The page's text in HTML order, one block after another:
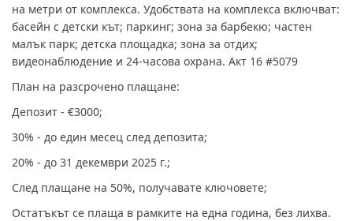
на метри от комплекса. Удобствата на комплекса включват:
басейн с детски кът; паркинг; зона за барбекю; частен
малък парк; детска площадка; зона за отдих;
видеонаблюдение и 24-часова охрана. Акт 16 #5079
План на разсрочено плащане:
Депозит - €3000;
30% - до един месец след депозита;
20% - до 31 декември 2025 г.;
След плащане на 50%, получавате ключовете;
Остатъкът се плаща в рамките на една година, без лихва.